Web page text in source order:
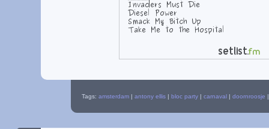
Tags: amsterdam| antony ellis| bloc party| carnaval| doornroosje